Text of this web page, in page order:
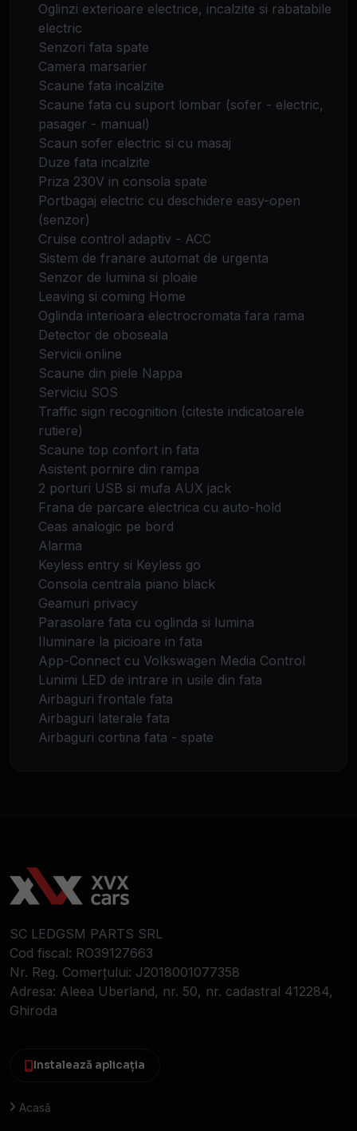
Oglinzi exterioare electrice, incalzite si rabatabile
electric
Senzori fata spate
Camera marsarier
Scaune fata incalzite
Scaune fata cu suport lombar (sofer - electric,
pasager - manual)
Scaun sofer electric si cu masaj
Duze fata incalzite
Priza 230V in consola spate
Portbagaj electric cu deschidere easy-open
(senzor)
Cruise control adaptiv - ACC
Sistem de franare automat de urgenta
Senzor de lumina si ploaie
Leaving si coming Home
Oglinda interioara electrocromata fara rama
Detector de oboseala
Servicii online
Scaune din piele Nappa
Serviciu SOS
Traffic sign recognition (citeste indicatoarele
rutiere)
Scaune top confort in fata
Asistent pornire din rampa
2 porturi USB si mufa AUX jack
Frana de parcare electrica cu auto-hold
Ceas analogic pe bord
Alarma
Keyless entry si Keyless go
Consola centrala piano black
Geamuri privacy
Parasolare fata cu oglinda si lumina
Iluminare la picioare in fata
App-Connect cu Volkswagen Media Control
Lunimi LED de intrare in usile din fata
Airbaguri frontale fata
Airbaguri laterale fata
Airbaguri cortina fata - spate
SC LEDGSM PARTS SRL
Cod fiscal: RO39127663
Nr. Reg. Comerțului: J2018001077358
Adresa: Aleea Uberland, nr. 50, nr. cadastral 412284,
Ghiroda
Instalează aplicația
Acasă